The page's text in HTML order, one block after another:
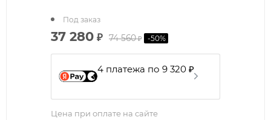
37 280 ₽ 74 560₽ -50%
4 платежа по 9 320 ₽
Цена при оплате на сайте
Под заказ